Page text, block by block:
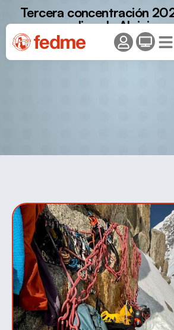
Tercera concentración
masculino de
(Chamonix).